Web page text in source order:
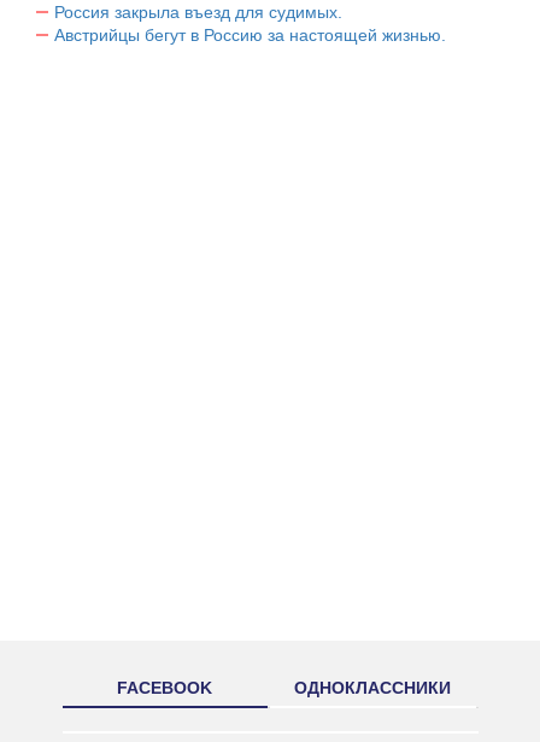
Россия закрыла въезд для судимых.
Австрийцы бегут в Россию за настоящей жизнью.
FACEBOOK ОДНОКЛАССНИКИ